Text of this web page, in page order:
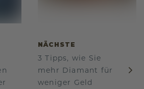
NÄCHSTE
3 Tipps, wie Sie
mehr Diamant für
weniger Geld